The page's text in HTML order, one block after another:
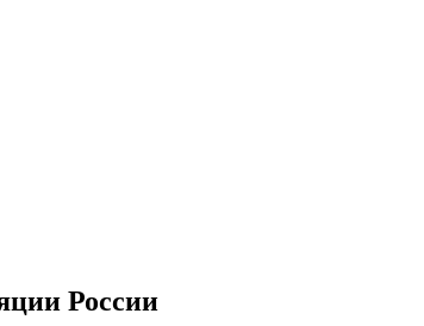
России